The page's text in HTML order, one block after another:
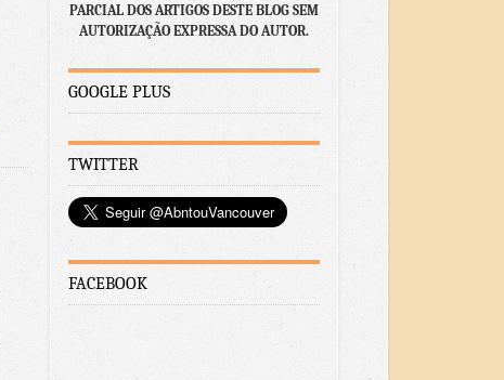
PARCIAL DOS ARTIGOS DESTE BLOG SEM
AUTORIZAÇÃO EXPRESSA DO AUTOR.
GOOGLE PLUS
TWITTER
FACEBOOK